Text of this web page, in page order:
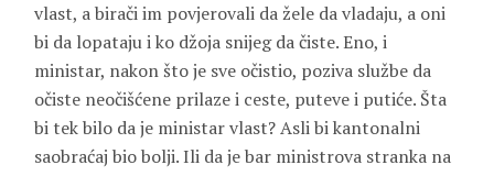
vlast, a birači im povjerovali da žele da vladaju, a oni
bi da lopataju i ko džoja snijeg da čiste. Eno, i
ministar, nakon što je sve očistio, poziva službe da
očiste neočišćene prilaze i ceste, puteve i putiće. Šta
bi tek bilo da je ministar vlast? Asli bi kantonalni
saobraćaj bio bolji. Ili da je bar ministrova stranka na